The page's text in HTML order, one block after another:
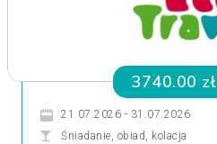
3740.00 zł
21.07.2026 - 31.07.2026
Śniadanie, obiad, kolacja